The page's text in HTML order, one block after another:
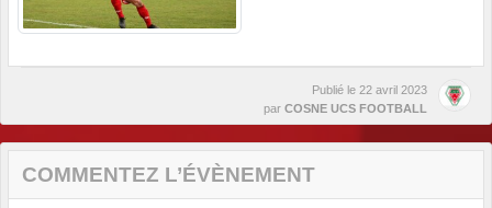
Publié le 22 avril 2023
par COSNE UCS FOOTBALL
COMMENTEZ L’ÉVÈNEMENT